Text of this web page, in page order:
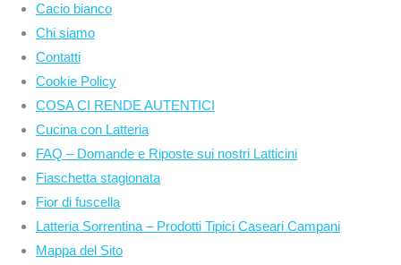
Cacio bianco
Chi siamo
Contatti
Cookie Policy
COSA CI RENDE AUTENTICI
Cucina con Latteria
FAQ – Domande e Riposte sui nostri Latticini
Fiaschetta stagionata
Fior di fuscella
Latteria Sorrentina – Prodotti Tipici Caseari Campani
Mappa del Sito